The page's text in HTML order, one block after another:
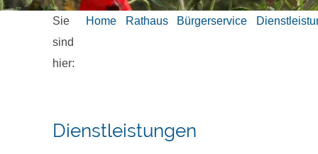
Sie
sind
hier:
Home Rathaus Bürgerservice
Dienstleistungen